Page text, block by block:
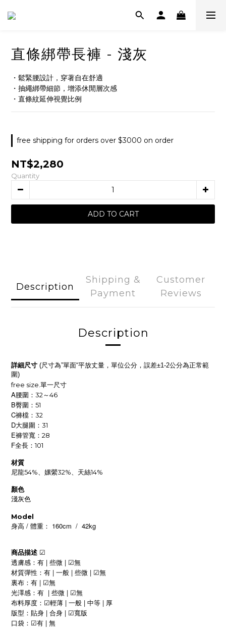
直條綁帶長褲 - 淺灰
・鬆緊腰設計，穿著自在舒適
・抽繩綁帶細節，增添休閒層次感
・直條紋延伸視覺比例
free shipping for orders over $3000 on order
NT$2,280
Quantity
ADD TO CART
Description
Shipping &
Payment
Customer
Reviews
Description
詳細尺寸 (尺寸為”單面“平放丈量，單位公分，誤差±1-2公分為正常範
圍)
free size. 單一尺寸
A腰圍：32～46
B臀圍：51
C褲檔：32
D大腿圍：31
E褲管寬：28
F全長：101
材質
尼龍54%、嫘縈32%、天絲14%
顏色
淺灰色
Model
身高 / 體重： 160cm / 42kg
商品描述 ☑
透膚感：有 | 些微 | ☑無
材質彈性：有 | 一般 | 些微 | ☑無
裏布：有 | ☑無
光澤感：有 | 些微 | ☑無
布料厚度： ☑輕薄 | 一般 | 中等 | 厚
版型：貼身 | 合身 | ☑寬版
口袋： ☑有 | 無